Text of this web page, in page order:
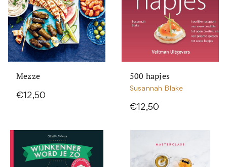
Mezze
€12,50
500 hapjes
Susannah Blake
€12,50